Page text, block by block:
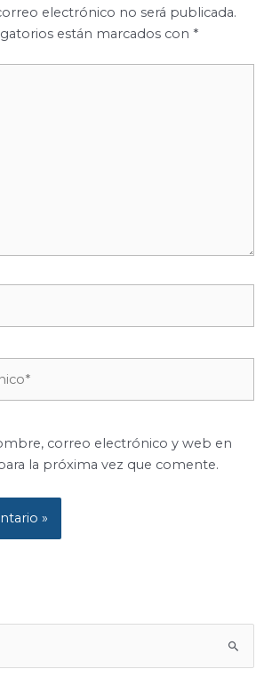
electrónico no será publicada.
están marcados con *
correo electrónico y web en
la próxima vez que comente.